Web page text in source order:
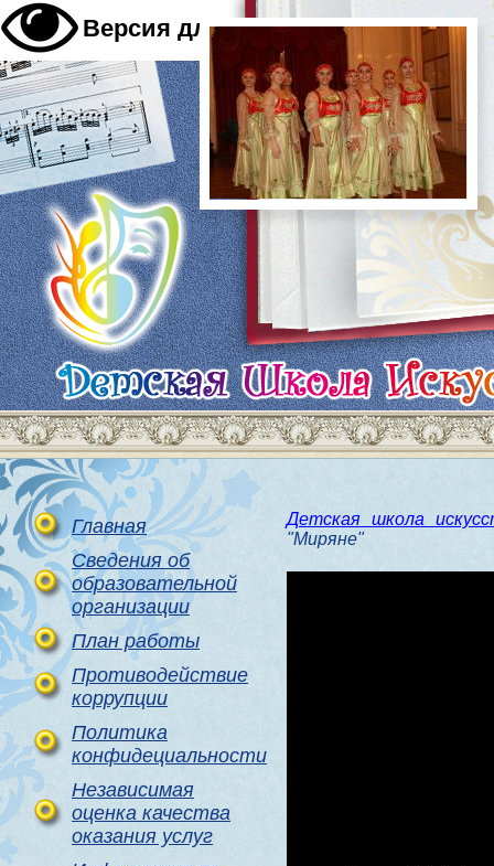
Версия для слабовидящих A A A
Главная
Сведения об
образовательной
организации
План работы
Противодействие
коррупции
Политика
конфидециальности
Независимая
оценка качества
оказания услуг
Детская школа
"Миряне"